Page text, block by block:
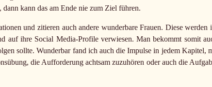
dann kann das am Ende nie zum Ziel führen.
und zitieren auch andere wunderbare Frauen. Diese werden
auf ihre Social Media-Profile verwiesen. Man bekommt somit
sollte. Wunderbar fand ich auch die Impulse in jedem Kapitel,
die Aufforderung achtsam zuzuhören oder auch die